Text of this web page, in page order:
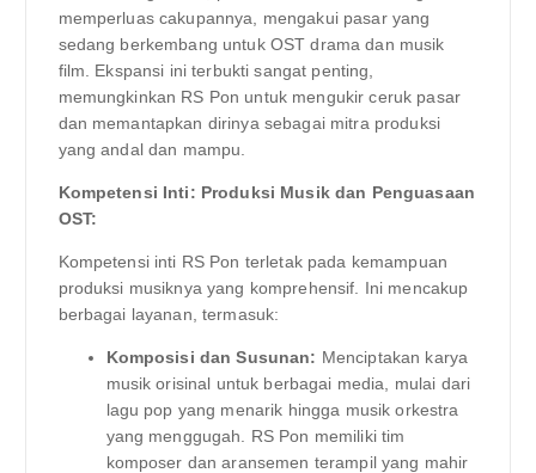
memperluas cakupannya, mengakui pasar yang
sedang berkembang untuk OST drama dan musik
film. Ekspansi ini terbukti sangat penting,
memungkinkan RS Pon untuk mengukir ceruk pasar
dan memantapkan dirinya sebagai mitra produksi
yang andal dan mampu.
Kompetensi Inti: Produksi Musik dan Penguasaan
OST:
Kompetensi inti RS Pon terletak pada kemampuan
produksi musiknya yang komprehensif. Ini mencakup
berbagai layanan, termasuk:
Komposisi dan Susunan: Menciptakan karya
musik orisinal untuk berbagai media, mulai dari
lagu pop yang menarik hingga musik orkestra
yang menggugah. RS Pon memiliki tim
komposer dan aransemen terampil yang mahir